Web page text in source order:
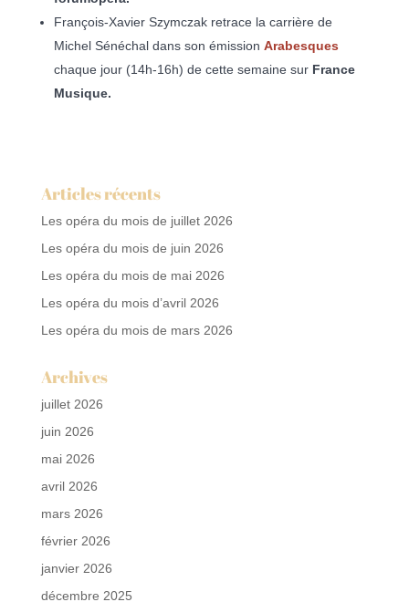
François-Xavier Szymczak retrace la carrière de
Michel Sénéchal dans son émission Arabesques
chaque jour (14h-16h) de cette semaine sur France
Musique.
Articles récents
Les opéra du mois de juillet 2026
Les opéra du mois de juin 2026
Les opéra du mois de mai 2026
Les opéra du mois d’avril 2026
Les opéra du mois de mars 2026
Archives
juillet 2026
juin 2026
mai 2026
avril 2026
mars 2026
février 2026
janvier 2026
décembre 2025